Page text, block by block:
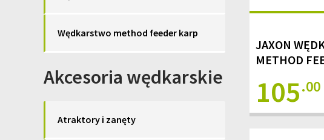
Wędkarstwo method feeder karp
Akcesoria wędkarskie
Atraktory i zanęty
JAXON
METHOD
105.00